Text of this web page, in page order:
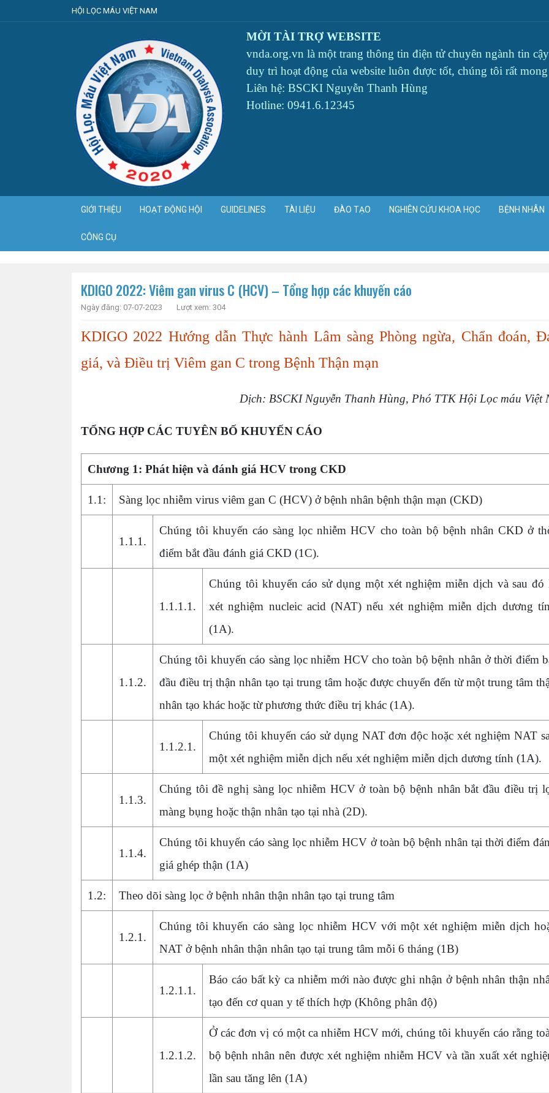
HỘI LỌC MÁU VIỆT NAM
MỜI TÀI TRỢ WEBSITE
vnda.org.vn là một trang thông tin điện tử chuyên ngành tin
duy trì hoạt động của website luôn được tốt, chúng tôi rất
Liên hệ: BSCKI Nguyễn Thanh Hùng
Hotline: 0941.6.12345
GIỚI THIỆU HOẠT ĐỘNG HỘI GUIDELINES TÀI LIỆU ĐÀO TẠO NGHIÊN CỨU KHOA HỌC BỆNH NHÂN
CÔNG CỤ
KDIGO 2022: Viêm gan virus C (HCV) – Tổng hợp các khuyến cáo
Ngày đăng: 07-07-2023 Lượt xem: 304
KDIGO 2022 Hướng dẫn Thực hành Lâm sàng Phòng ngừa, Chẩn đoán,
giá, và Điều trị Viêm gan C trong Bệnh Thận mạn
Dịch: BSCKI Nguyễn Thanh Hùng, Phó TTK Hội Lọc máu Việt
TỔNG HỢP CÁC TUYÊN BỐ KHUYẾN CÁO
Chương 1: Phát hiện và đánh giá HCV trong CKD
1.1: Sàng lọc nhiễm virus viêm gan C (HCV) ở bệnh nhân bệnh thận mạn (CKD)
1.1.1.
Chúng tôi khuyến cáo sàng lọc nhiễm HCV cho toàn bộ bệnh nhân CKD ở
điểm bắt đầu đánh giá CKD (1C).
1.1.1.1.
Chúng tôi khuyến cáo sử dụng một xét nghiệm miễn dịch và sau đó
xét nghiệm nucleic acid (NAT) nếu xét nghiệm miễn dịch dương
(1A).
1.1.2.
Chúng tôi khuyến cáo sàng lọc nhiễm HCV cho toàn bộ bệnh nhân ở thời điểm
đầu điều trị thận nhân tạo tại trung tâm hoặc được chuyển đến từ một trung tâm
nhân tạo khác hoặc từ phương thức điều trị khác (1A).
1.1.2.1.
Chúng tôi khuyến cáo sử dụng NAT đơn độc hoặc xét nghiệm NAT
một xét nghiệm miễn dịch nếu xét nghiệm miễn dịch dương tính (1A).
1.1.3.
Chúng tôi đề nghị sàng lọc nhiễm HCV ở toàn bộ bệnh nhân bắt đầu điều trị
màng bụng hoặc thận nhân tạo tại nhà (2D).
1.1.4.
Chúng tôi khuyến cáo sàng lọc nhiễm HCV ở toàn bộ bệnh nhân tại thời điểm
giá ghép thận (1A)
1.2: Theo dõi sàng lọc ở bệnh nhân thận nhân tạo tại trung tâm
1.2.1.
Chúng tôi khuyến cáo sàng lọc nhiễm HCV với một xét nghiệm miễn dịch
NAT ở bệnh nhân thận nhân tạo tại trung tâm mỗi 6 tháng (1B)
1.2.1.1.
Báo cáo bất kỳ ca nhiễm mới nào được ghi nhận ở bệnh nhân thận
tạo đến cơ quan y tế thích hợp (Không phân độ)
1.2.1.2.
Ở các đơn vị có một ca nhiễm HCV mới, chúng tôi khuyến cáo rằng
bộ bệnh nhân nên được xét nghiệm nhiễm HCV và tần xuất xét
lần sau tăng lên (1A)